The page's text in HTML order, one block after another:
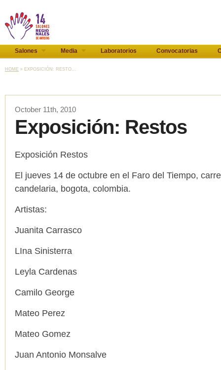
Salones Media Laboratorios Convocatorias
HOME » EXPOSICIÓN: RESTO...
October 11th, 2010
Exposición: Restos
Exposición Restos
El jueves 14 de octubre en el Faro del Tiempo,
candelaria, bogota, colombia.
Artistas:
Juanita Carrasco
LIna Sinisterra
Leyla Cardenas
Camilo George
Mateo Perez
Mateo Gomez
Juan Antonio Monsalve